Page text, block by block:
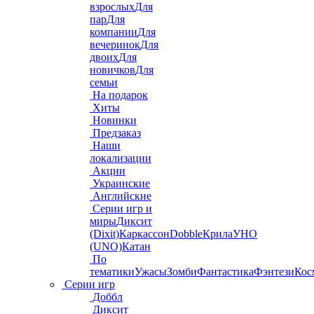
взрослыхДля
парДля
компанииДля
вечеринокДля
двоихДля
новичковДля
семьи
На подарок
Хиты
Новинки
Предзаказ
Наши
локализации
Акции
Украинские
Английские
Серии игр и
мирыДиксит
(Dixit)КаркассонDobbleКрилаУНО
(UNO)Катан
По
тематикиУжасыЗомбиФантастикаФэнтези
Серии игр
Доббл
Диксит